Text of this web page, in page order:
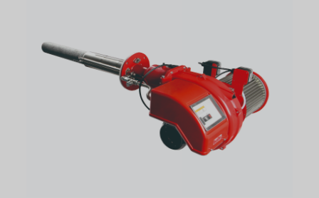
USダウ
アイデックスUSA